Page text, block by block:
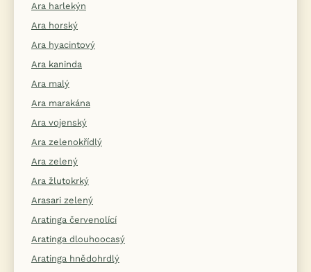
Ara harlekýn
Ara horský
Ara hyacintový
Ara kaninda
Ara malý
Ara marakána
Ara vojenský
Ara zelenokřídlý
Ara zelený
Ara žlutokrký
Arasari zelený
Aratinga červenolící
Aratinga dlouhoocasý
Aratinga hnědohrdlý